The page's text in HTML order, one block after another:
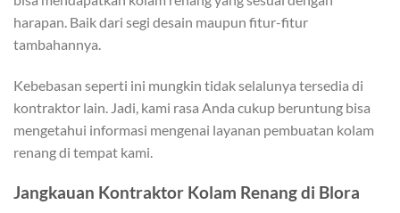
harapan. Baik dari segi desain maupun fitur-fitur
tambahannya.
Kebebasan seperti ini mungkin tidak selalunya tersedia di
kontraktor lain. Jadi, kami rasa Anda cukup beruntung bisa
mengetahui informasi mengenai layanan pembuatan kolam
renang di tempat kami.
Jangkauan Kontraktor Kolam Renang di Blora